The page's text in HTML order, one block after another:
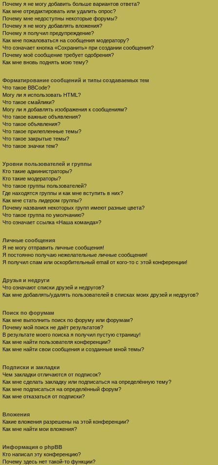
Почему я не могу добавить больше вариантов ответа?
Как мне отредактировать или удалить опрос?
Почему мне недоступны некоторые форумы?
Почему я не могу добавлять вложения?
Почему я получил предупреждение?
Как мне пожаловаться на сообщения модератору?
Что означает кнопка «Сохранить» при создании сообщения?
Почему моё сообщение требует одобрения?
Как мне вновь поднять мою тему?
Форматирование сообщений и типы создаваемых тем
Что такое BBCode?
Могу ли я использовать HTML?
Что такое смайлики?
Могу ли я добавлять изображения к сообщениям?
Что такое важные объявления?
Что такое объявления?
Что такое прилепленные темы?
Что такое закрытые темы?
Что такое значки тем?
Уровни пользователей и группы
Кто такие администраторы?
Кто такие модераторы?
Что такое группы пользователей?
Где находятся группы и как мне вступить в них?
Как мне стать лидером группы?
Почему названия некоторых групп имеют разные цвета?
Что такое группа по умолчанию?
Что означает ссылка «Наша команда»?
Личные сообщения
Я не могу отправить личные сообщения!
Я постоянно получаю нежелательные личные сообщения!
Я получил спам или оскорбительный email от кого-то с этой конференции!
Друзья и недруги
Что означают списки друзей и недругов?
Как мне добавлять/удалять пользователей в списках моих друзей и недругов?
Поиск по форумам
Как мне выполнить поиск по форуму или форумам?
Почему мой поиск не даёт результатов?
В результате моего поиска я получил пустую страницу!
Как мне найти пользователя конференции?
Как мне найти свои сообщения и созданные мной темы?
Подписки и закладки
Чем закладки отличаются от подписок?
Как мне сделать закладку или подписаться на определённую тему?
Как мне подписаться на определённый форум?
Как мне отказаться от подписки?
Вложения
Какие вложения разрешены на этой конференции?
Как мне найти мои вложения?
Информация о phpBB
Кто написал эту конференцию?
Почему здесь нет такой-то функции?